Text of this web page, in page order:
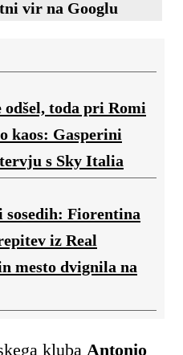
vir na Googlu
toda pri Romi
kaos: Gasperini
s Sky Italia
Fiorentina
iz Real
mesto dvignila na
kluba Antonio